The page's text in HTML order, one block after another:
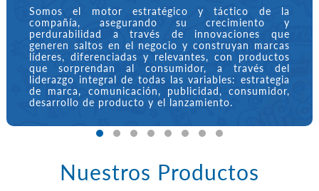
Somos el motor estratégico y táctico de la
compañía, asegurando su crecimiento y
perdurabilidad a través de innovaciones que
generen saltos en el negocio y construyan marcas
líderes, diferenciadas y relevantes, con productos
que sorprendan al consumidor, a través del
liderazgo integral de todas las variables: estrategia
de marca, comunicación, publicidad, consumidor,
desarrollo de producto y el lanzamiento.
Nuestros Productos